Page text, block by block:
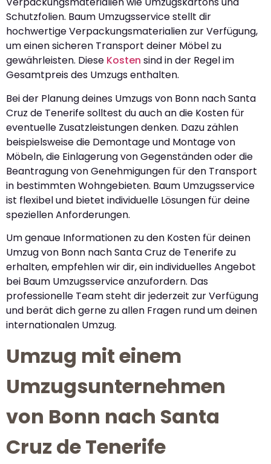
Schutzfolien. Baum Umzugsservice stellt dir
hochwertige Verpackungsmaterialien zur Verfügung,
um einen sicheren Transport deiner Möbel zu
gewährleisten. Diese Kosten sind in der Regel im
Gesamtpreis des Umzugs enthalten.
Bei der Planung deines Umzugs von Bonn nach Santa
Cruz de Tenerife solltest du auch an die Kosten für
eventuelle Zusatzleistungen denken. Dazu zählen
beispielsweise die Demontage und Montage von
Möbeln, die Einlagerung von Gegenständen oder die
Beantragung von Genehmigungen für den Transport
in bestimmten Wohngebieten. Baum Umzugsservice
ist flexibel und bietet individuelle Lösungen für deine
speziellen Anforderungen.
Um genaue Informationen zu den Kosten für deinen
Umzug von Bonn nach Santa Cruz de Tenerife zu
erhalten, empfehlen wir dir, ein individuelles Angebot
bei Baum Umzugsservice anzufordern. Das
professionelle Team steht dir jederzeit zur Verfügung
und berät dich gerne zu allen Fragen rund um deinen
internationalen Umzug.
Umzug mit einem
Umzugsunternehmen
von Bonn nach Santa
Cruz de Tenerife